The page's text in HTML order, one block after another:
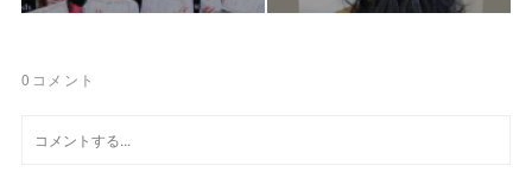
0 コメント